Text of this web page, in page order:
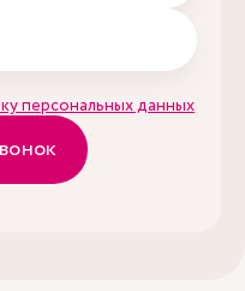
персональных данных